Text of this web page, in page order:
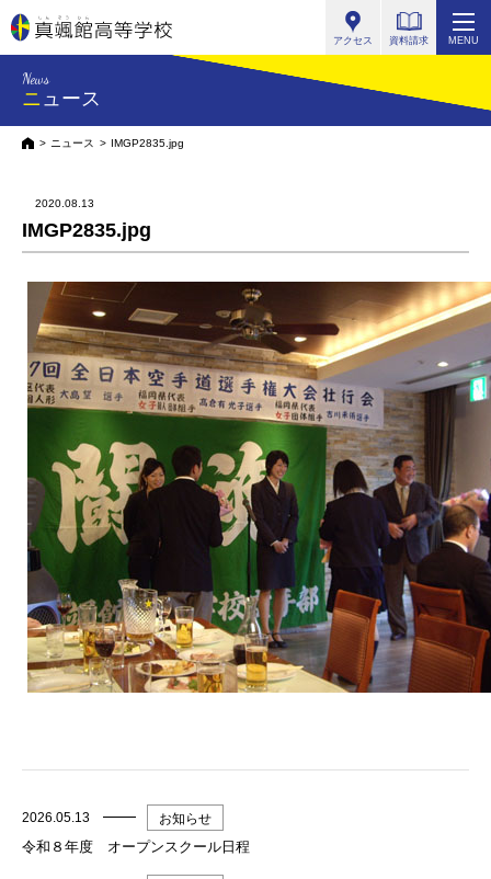
アクセス 資料請求 MENU
News
ニュース
HOMEニュース IMGP2835.jpg
2020.08.13
IMGP2835.jpg
2026.05.13 お知らせ
令和８年度 オープンスクール日程